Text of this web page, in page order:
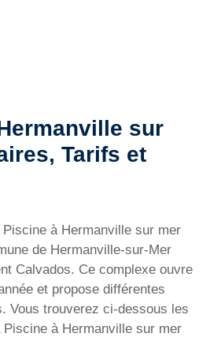
sur
Tarifs et
à Hermanville sur mer
de Hermanville-sur-Mer
Calvados. Ce complexe ouvre
et propose différentes
Vous trouverez ci-dessous les
Piscine à Hermanville sur mer